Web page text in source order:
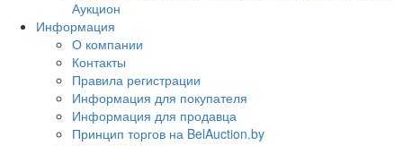
Аукцион
Информация
О компании
Контакты
Правила регистрации
Информация для покупателя
Информация для продавца
Принцип торгов на BelAuction.by